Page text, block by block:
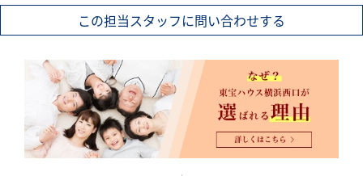
この担当スタッフに問い合わせする